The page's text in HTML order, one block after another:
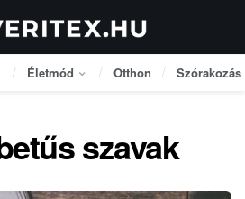
Életmód Otthon Szórakozás
szavak